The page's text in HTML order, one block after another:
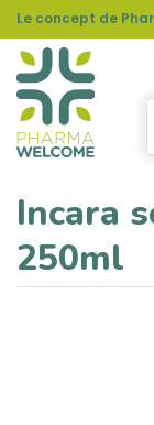
Le concept de
Incara
250ml